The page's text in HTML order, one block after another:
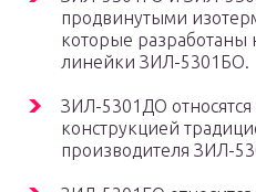
продвинутыми
которые разработаны
линейки ЗИЛ-5301БО.
ЗИЛ-5301ДО
конструкцией
производителя ЗИЛ-